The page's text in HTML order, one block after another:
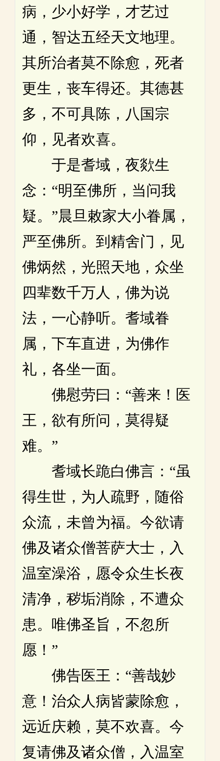
病，少小好学，才艺过
通，智达五经天文地理。
其所治者莫不除愈，死者
更生，丧车得还。其德甚
多，不可具陈，八国宗
仰，见者欢喜。
于是耆域，夜欻生
念：“明至佛所，当问我
疑。”晨旦敕家大小眷属，
严至佛所。到精舍门，见
佛炳然，光照天地，众坐
四辈数千万人，佛为说
法，一心静听。耆域眷
属，下车直进，为佛作
礼，各坐一面。
佛慰劳曰：“善来！医
王，欲有所问，莫得疑
难。”
耆域长跪白佛言：“虽
得生世，为人疏野，随俗
众流，未曾为福。今欲请
佛及诸众僧菩萨大士，入
温室澡浴，愿令众生长夜
清净，秽垢消除，不遭众
患。唯佛圣旨，不忽所
愿！”
佛告医王：“善哉妙
意！治众人病皆蒙除愈，
远近庆赖，莫不欢喜。今
复请佛及诸众僧，入温室